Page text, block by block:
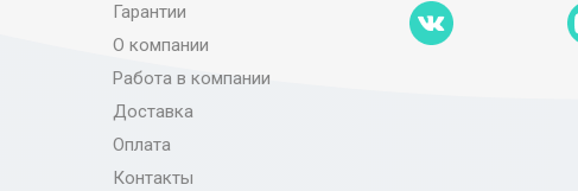
Гарантии
О компании
Работа в компании
Доставка
Оплата
Контакты